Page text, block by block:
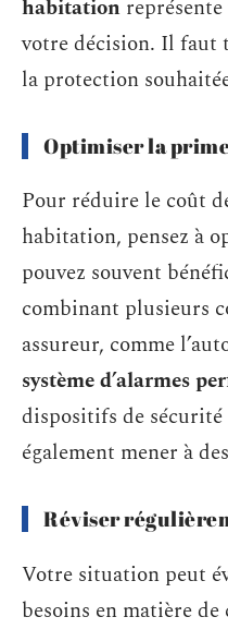
habitation
votre décision. Il faut
la protection
Optimiser la
Pour réduire le coût
habitation, pensez à
pouvez souvent
combinant plusieurs
assureur, comme
système d’alarmes
dispositifs de
également mener à
Réviser
Votre situation peut
besoins en matière